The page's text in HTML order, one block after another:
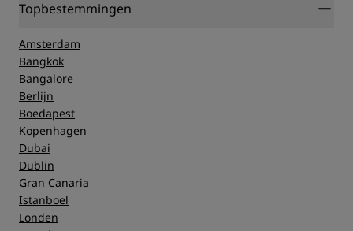
Topbestemmingen
Amsterdam
Bangkok
Bangalore
Berlijn
Boedapest
Kopenhagen
Dubai
Dublin
Gran Canaria
Istanboel
Londen